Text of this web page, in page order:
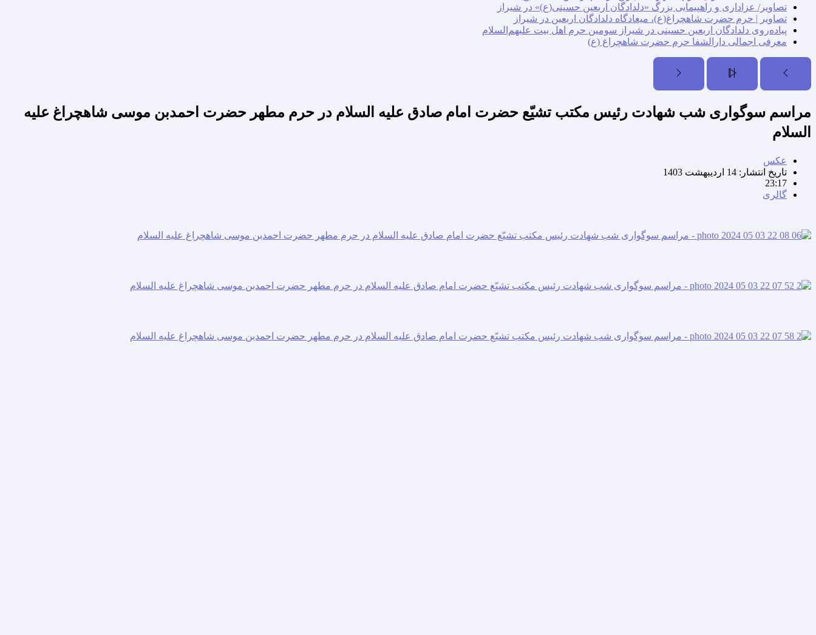
تصاویر/ عزاداری و راهپیمایی بزرگ «دلدادگان اربعین حسینی(ع)» در شیراز
تصاویر | حرم حضرت شاهچراغ(ع)، میعادگاه دلدادگان اربعین در شیراز
پیاده‌روی دلدادگان اربعین حسینی در شیراز سومین حرم اهل بیت علیهم‌السلام
معرفی اجمالی دارالشفا حرم حضرت شاهچراغ (ع)
مراسم سوگواری شب شهادت رئیس مکتب تشیّع حضرت امام صادق علیه السلام در حرم مطهر حضرت احمدبن موسی شاهچراغ علیه
السلام
عکس
تاریخ انتشار: 14 اردیبهشت 1403
23:17
گالری